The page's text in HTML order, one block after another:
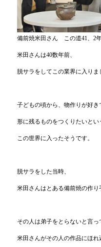
備前焼米田さん この道41、2
米田さんは40数年前、
脱サラをしてこの業界に入りま
子どもの頃から、物作りが好き
形に残るものをつくりたいとい
この世界に入ったそうです。
脱サラをした当時、
米田さんはとある備前焼の作り
その人は弟子をとらないと言っ
米田さんがその人の作品にほれ